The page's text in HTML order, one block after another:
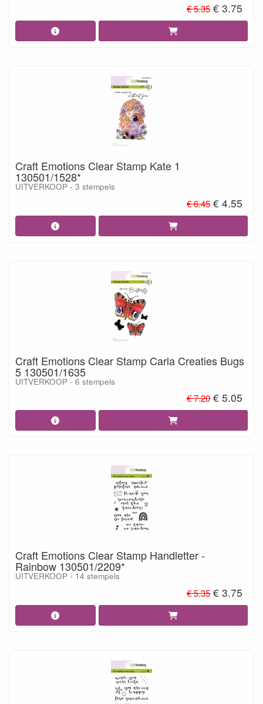
€ 5.35 € 3.75
Craft Emotions Clear Stamp Kate 1
130501/1528*
UITVERKOOP - 3 stempels
€ 6.45 € 4.55
Craft Emotions Clear Stamp Carla Creaties Bugs
5 130501/1635
UITVERKOOP - 6 stempels
€ 7.20 € 5.05
Craft Emotions Clear Stamp Handletter -
Rainbow 130501/2209*
UITVERKOOP - 14 stempels
€ 5.35 € 3.75